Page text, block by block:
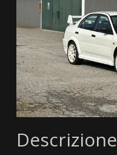
Descrizione